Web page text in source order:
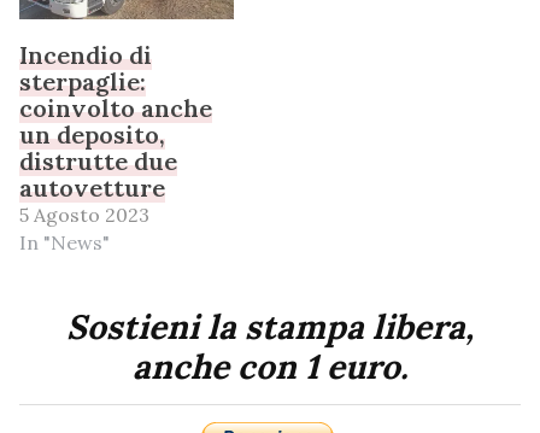
Incendio di
sterpaglie:
coinvolto anche
un deposito,
distrutte due
autovetture
5 Agosto 2023
In "News"
Sostieni la stampa libera,
anche con 1 euro.